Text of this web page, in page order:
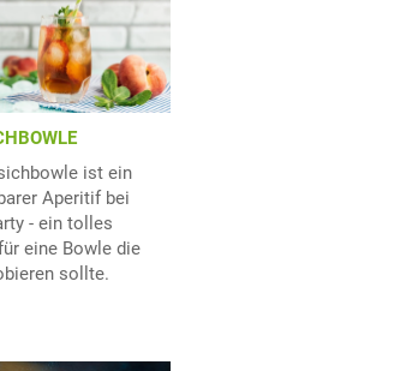
ist ein
Aperitif bei
- ein tolles
eine Bowle die
sollte.